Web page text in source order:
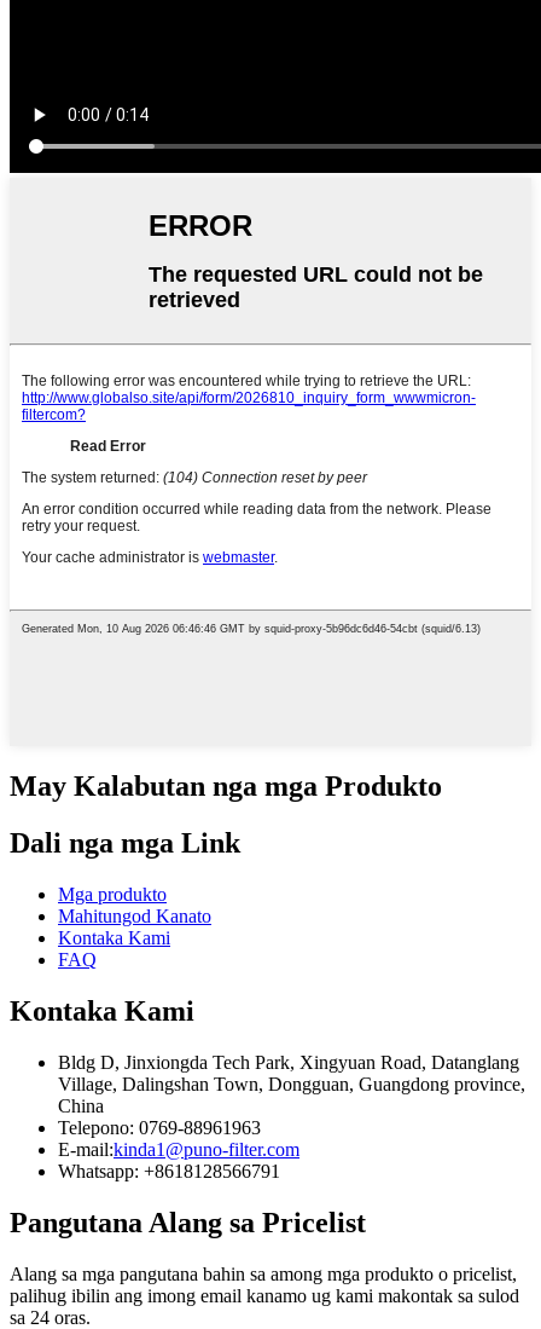
May Kalabutan nga mga Produkto
Dali nga mga Link
Mga produkto
Mahitungod Kanato
Kontaka Kami
FAQ
Kontaka Kami
Bldg D, Jinxiongda Tech Park, Xingyuan Road, Datanglang
Village, Dalingshan Town, Dongguan, Guangdong province,
China
Telepono: 0769-88961963
E-mail:kinda1@puno-filter.com
Whatsapp: +8618128566791
Pangutana Alang sa Pricelist
Alang sa mga pangutana bahin sa among mga produkto o pricelist,
palihug ibilin ang imong email kanamo ug kami makontak sa sulod
sa 24 oras.